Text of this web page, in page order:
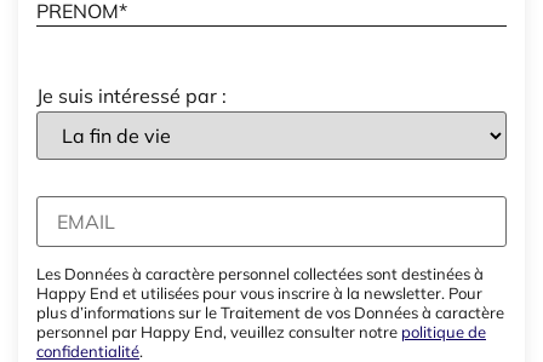
Je suis intéressé par :
Les Données à caractère personnel collectées sont destinées à
Happy End et utilisées pour vous inscrire à la newsletter. Pour
plus d’informations sur le Traitement de vos Données à caractère
personnel par Happy End, veuillez consulter notre politique de
confidentialité.